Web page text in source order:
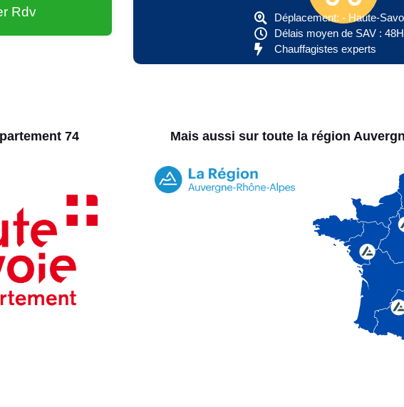
Rdv
Déplacement: - Haute-
Délais moyen de SAV : 48H
Chauffagistes experts
74 Mais aussi sur toute la région